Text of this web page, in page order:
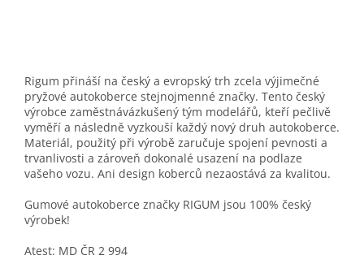
Rigum přináší na český a evropský trh zcela výjimečné
pryžové autokoberce stejnojmenné značky. Tento český
výrobce zaměstnávázkušený tým modelářů, kteří pečlivě
vyměří a následně vyzkouší každý nový druh autokoberce.
Materiál, použitý při výrobě zaručuje spojení pevnosti a
trvanlivosti a zároveň dokonalé usazení na podlaze
vašeho vozu. Ani design koberců nezaostává za kvalitou.
Gumové autokoberce značky RIGUM jsou 100% český
výrobek!
Atest: MD ČR 2 994